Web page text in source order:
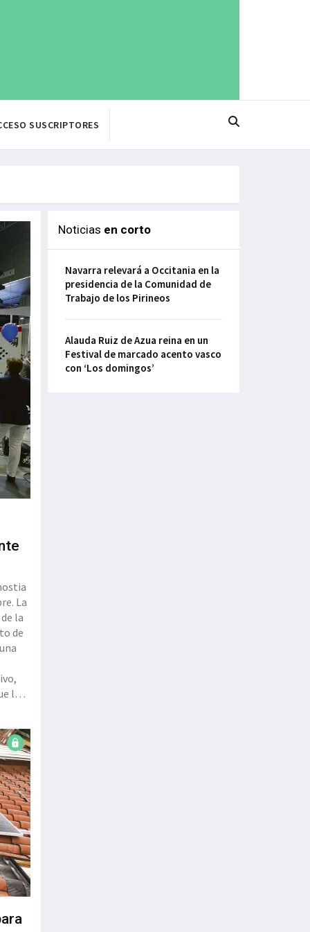
SUSCRIPTORES
La
la
de
la
Noticias en corto
Navarra relevará a Occitania en la
presidencia de la Comunidad de
Trabajo de los Pirineos
Alauda Ruiz de Azua reina en un
Festival de marcado acento vasco
con ‘Los domingos’